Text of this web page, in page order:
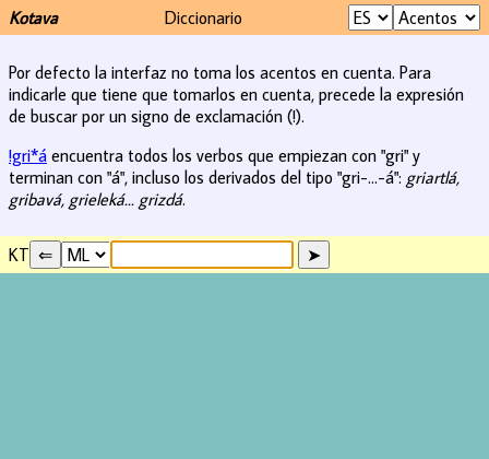
Kotava Diccionario
Por defecto la interfaz no toma los acentos en cuenta. Para
indicarle que tiene que tomarlos en cuenta, precede la expresión
de buscar por un signo de exclamación (!).
!gri*á encuentra todos los verbos que empiezan con "gri" y
terminan con "á", incluso los derivados del tipo "gri-...-á": griartlá,
gribavá, grieleká... grizdá.
KT